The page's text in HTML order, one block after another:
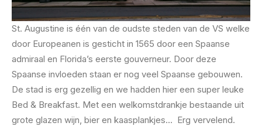
St. Augustine is één van de oudste steden van de VS welke
door Europeanen is gesticht in 1565 door een Spaanse
admiraal en Florida’s eerste gouverneur. Door deze
Spaanse invloeden staan er nog veel Spaanse gebouwen.
De stad is erg gezellig en we hadden hier een super leuke
Bed & Breakfast. Met een welkomstdrankje bestaande uit
grote glazen wijn, bier en kaasplankjes… Erg vervelend.